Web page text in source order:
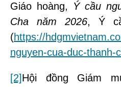
Giáo hoàng, Ý cầu
Cha năm 2026, Ý
(https://
nguyen-cua-duc-thanh-
[2]Hội đồng Giám